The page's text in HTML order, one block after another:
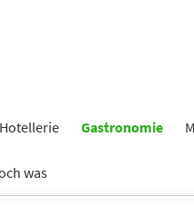
Hotellerie Gastronomie
was